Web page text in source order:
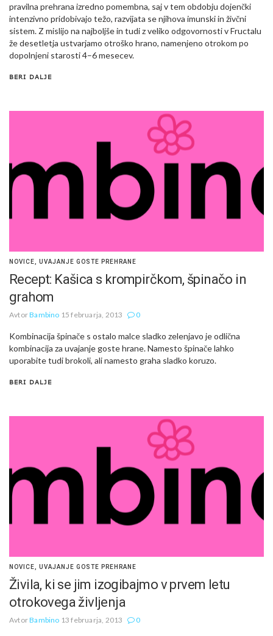
pravilna prehrana izredno pomembna, saj v tem obdobju dojenčki
intenzivno pridobivajo težo, razvijata se njihova imunski in živčni
sistem. Z mislijo na najboljše in tudi z veliko odgovornosti v Fructalu
že desetletja ustvarjamo otroško hrano, namenjeno otrokom po
dopolnjeni starosti 4–6 mesecev.
BERI DALJE
NOVICE UVAJANJE GOSTE PREHRANE
Recept: Kašica s krompirčkom, špinačo in
grahom
AvtorBambino 15 februarja, 2013 0
Kombinacija špinače s ostalo malce sladko zelenjavo je odlična
kombinacija za uvajanje goste hrane. Namesto špinače lahko
uporabite tudi brokoli, ali namesto graha sladko koruzo.
BERI DALJE
NOVICE UVAJANJE GOSTE PREHRANE
Živila, ki se jim izogibajmo v prvem letu
otrokovega življenja
AvtorBambino 13 februarja, 2013 0